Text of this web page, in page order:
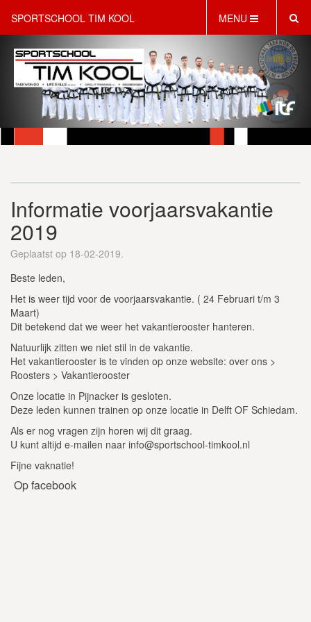
SPORTSCHOOL TIM KOOL MENU
HOME
INFORMATIE
LESAANBOD
ROOSTER
KINDERFEESTJES
WEBSHOP
SCHRIJF JE NU IN!
CONTACT
Informatie voorjaarsvakantie
2019
Geplaatst op 18-02-2019.
Beste leden,
Het is weer tijd voor de voorjaarsvakantie. ( 24 Februari t/m 3
Maart)
Dit betekend dat we weer het vakantierooster hanteren.
Natuurlijk zitten we niet stil in de vakantie.
Het vakantierooster is te vinden op onze website: over ons >
Roosters > Vakantierooster
Onze locatie in Pijnacker is gesloten.
Deze leden kunnen trainen op onze locatie in Delft OF Schiedam.
Als er nog vragen zijn horen wij dit graag.
U kunt altijd e-mailen naar info@sportschool-timkool.nl
Fijne vaknatie!
Op facebook